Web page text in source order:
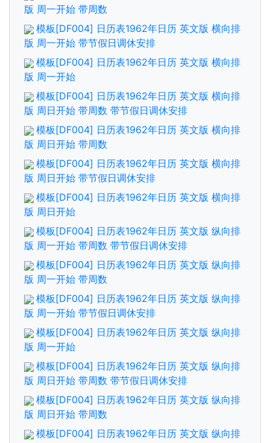
版 周一开始 带周数
模板[DF004] 日历表1962年日历 英文版 横向排
版 周一开始 带节假日调休安排
模板[DF004] 日历表1962年日历 英文版 横向排
版 周一开始
模板[DF004] 日历表1962年日历 英文版 横向排
版 周日开始 带周数 带节假日调休安排
模板[DF004] 日历表1962年日历 英文版 横向排
版 周日开始 带周数
模板[DF004] 日历表1962年日历 英文版 横向排
版 周日开始 带节假日调休安排
模板[DF004] 日历表1962年日历 英文版 横向排
版 周日开始
模板[DF004] 日历表1962年日历 英文版 纵向排
版 周一开始 带周数 带节假日调休安排
模板[DF004] 日历表1962年日历 英文版 纵向排
版 周一开始 带周数
模板[DF004] 日历表1962年日历 英文版 纵向排
版 周一开始 带节假日调休安排
模板[DF004] 日历表1962年日历 英文版 纵向排
版 周一开始
模板[DF004] 日历表1962年日历 英文版 纵向排
版 周日开始 带周数 带节假日调休安排
模板[DF004] 日历表1962年日历 英文版 纵向排
版 周日开始 带周数
模板[DF004] 日历表1962年日历 英文版 纵向排